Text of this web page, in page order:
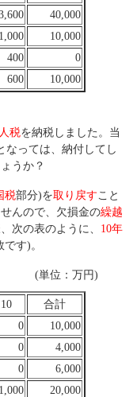
40,000
1,000
10,000
400
0
600
10,000
税を納税しました。当
なっては、納付してし
うか？
税部分)を取り戻すこと
んので、欠損金の繰越
次の表のように、 10年
す)。
(単位：万円)
合計
0
10,000
0
4,000
0
6,000
1,000
20,000